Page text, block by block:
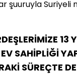
şuuruyla Suriyeli
13
SAHİPLİĞİ
SÜREÇTE